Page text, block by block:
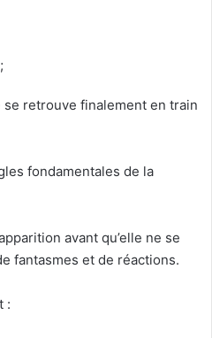
se retrouve finalement en train
fondamentales de la
avant qu’elle ne se
fantasmes et de réactions.
: